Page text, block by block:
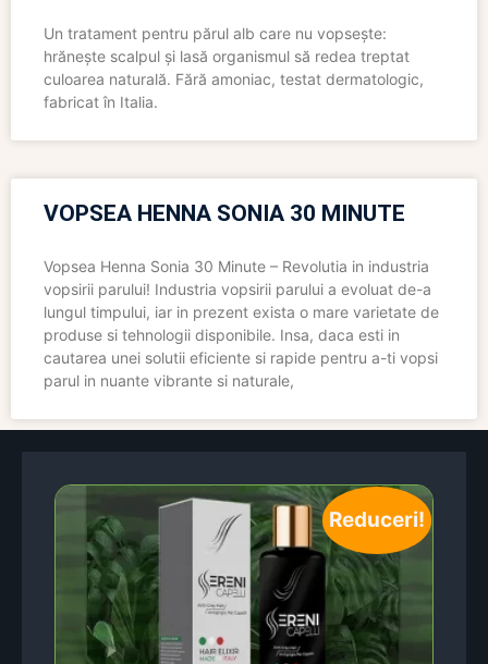
Un tratament pentru părul alb care nu vopsește:
hrănește scalpul și lasă organismul să redea treptat
culoarea naturală. Fără amoniac, testat dermatologic,
fabricat în Italia.
VOPSEA HENNA SONIA 30 MINUTE
Vopsea Henna Sonia 30 Minute – Revolutia in industria
vopsirii parului! Industria vopsirii parului a evoluat de-a
lungul timpului, iar in prezent exista o mare varietate de
produse si tehnologii disponibile. Insa, daca esti in
cautarea unei solutii eficiente si rapide pentru a-ti vopsi
parul in nuante vibrante si naturale,
Reduceri!